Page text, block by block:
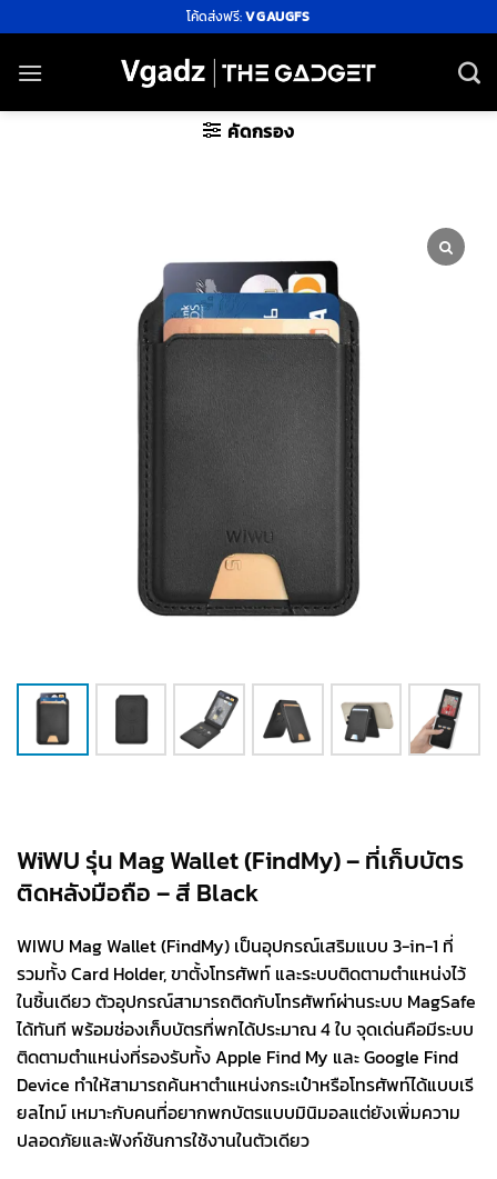
ไป
ยัง
โค้ดส่งฟรี:VGAUGFS
คัดกรอง
WiWU รุ่น Mag Wallet (FindMy) – ที่เก็บบัตร
ติดหลังมือถือ – สี Black
WIWU Mag Wallet (FindMy) เป็นอุปกรณ์เสริมแบบ 3-in-1 ที่
รวมทั้ง Card Holder, ขาตั้งโทรศัพท์ และระบบติดตามตำแหน่งไว้
ในชิ้นเดียว ตัวอุปกรณ์สามารถติดกับโทรศัพท์ผ่านระบบ MagSafe
ได้ทันที พร้อมช่องเก็บบัตรที่พกได้ประมาณ 4 ใบ จุดเด่นคือมีระบบ
ติดตามตำแหน่งที่รองรับทั้ง Apple Find My และ Google Find
Device ทำให้สามารถค้นหาตำแหน่งกระเป๋าหรือโทรศัพท์ได้แบบเรี
ยลไทม์ เหมาะกับคนที่อยากพกบัตรแบบมินิมอลแต่ยังเพิ่มความ
ปลอดภัยและฟังก์ชันการใช้งานในตัวเดียว